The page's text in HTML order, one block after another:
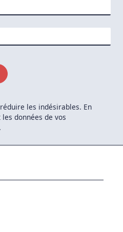
les indésirables. En
données de vos
.